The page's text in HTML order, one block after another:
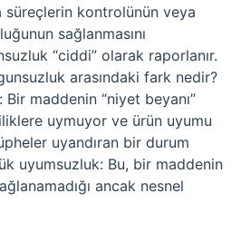
kontrolünün veya
sağlanmasını
“ciddi” olarak raporlanır.
arasındaki fark nedir?
maddenin “niyet beyanı”
uymuyor ve ürün uyumu
uyandıran bir durum
uyumsuzluk: Bu, bir maddenin
ancak nesnel